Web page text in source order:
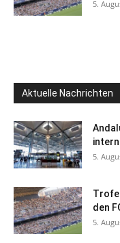
5.
Aktuelle Nachrichten
5.
den
5.